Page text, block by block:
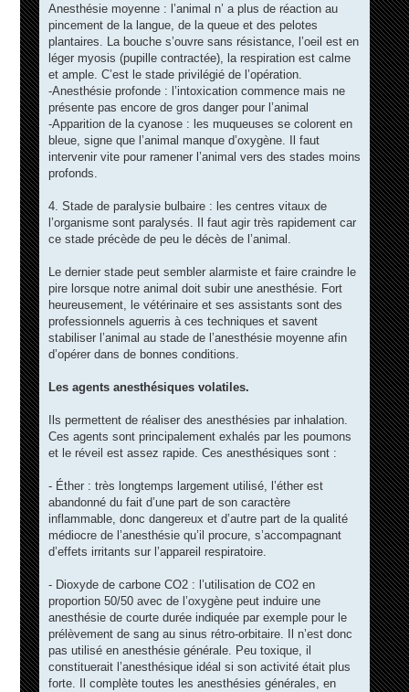
Anesthésie moyenne : l’animal n’ a plus de réaction au
pincement de la langue, de la queue et des pelotes
plantaires. La bouche s’ouvre sans résistance, l’oeil est en
léger myosis (pupille contractée), la respiration est calme
et ample. C’est le stade privilégié de l’opération.
-Anesthésie profonde : l’intoxication commence mais ne
présente pas encore de gros danger pour l’animal
-Apparition de la cyanose : les muqueuses se colorent en
bleue, signe que l’animal manque d’oxygène. Il faut
intervenir vite pour ramener l’animal vers des stades moins
profonds.
4. Stade de paralysie bulbaire : les centres vitaux de
l’organisme sont paralysés. Il faut agir très rapidement car
ce stade précède de peu le décès de l’animal.
Le dernier stade peut sembler alarmiste et faire craindre le
pire lorsque notre animal doit subir une anesthésie. Fort
heureusement, le vétérinaire et ses assistants sont des
professionnels aguerris à ces techniques et savent
stabiliser l’animal au stade de l’anesthésie moyenne afin
d’opérer dans de bonnes conditions.
Les agents anesthésiques volatiles.
Ils permettent de réaliser des anesthésies par inhalation.
Ces agents sont principalement exhalés par les poumons
et le réveil est assez rapide. Ces anesthésiques sont :
- Éther : très longtemps largement utilisé, l’éther est
abandonné du fait d’une part de son caractère
inflammable, donc dangereux et d’autre part de la qualité
médiocre de l’anesthésie qu’il procure, s’accompagnant
d’effets irritants sur l’appareil respiratoire.
- Dioxyde de carbone CO2 : l’utilisation de CO2 en
proportion 50/50 avec de l’oxygène peut induire une
anesthésie de courte durée indiquée par exemple pour le
prélèvement de sang au sinus rétro-orbitaire. Il n’est donc
pas utilisé en anesthésie générale. Peu toxique, il
constituerait l’anesthésique idéal si son activité était plus
forte. Il complète toutes les anesthésies générales, en